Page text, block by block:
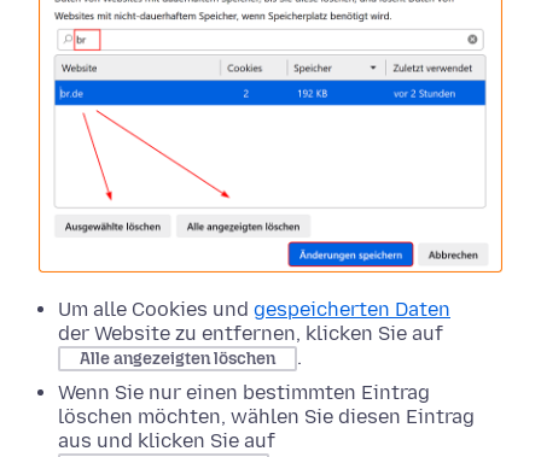
Um alle Cookies und gespeicherten Daten
der Website zu entfernen, klicken Sie auf
Alle angezeigten löschen
.
Wenn Sie nur einen bestimmten Eintrag
löschen möchten, wählen Sie diesen Eintrag
aus und klicken Sie auf